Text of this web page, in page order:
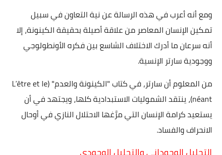
ومع أنه أعرب في هذه الرسالة عن نية التعاون في سبيل
تمكين الإنسان المعاصر من علاقة أصيلة بحقيقة الكينونة، إلا
أنه سرعان ما أدرك الاختلاف الشاسع بين فكره الأونطولوجي
ووجودية سارتر الإنسية.
من المعلوم أن سارتر، في كتاب "الكينونة والعدم" (L’être et le
néant)، ينتقد الشموليات الاستبدادية كلها، ويجتهد في أن
يستعيد كرامة الإنسان التي مرَّغها الاحتلال النازي في أوحال
الانحراف والفساد.